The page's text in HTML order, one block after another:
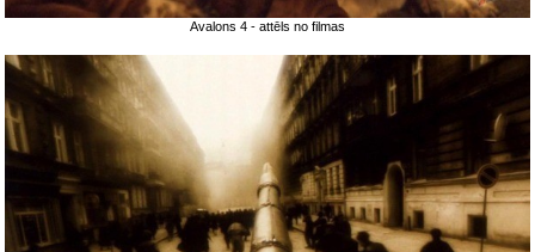
Avalons 4 - attēls no filmas